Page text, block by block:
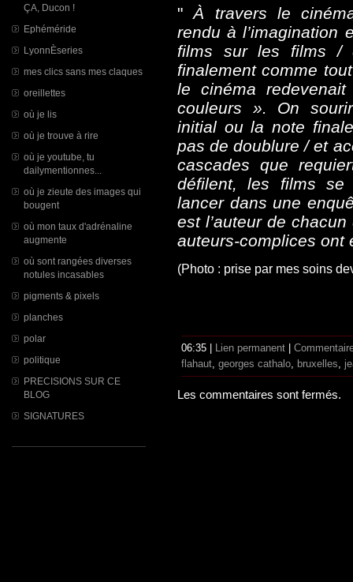
ÇA, Ducon !
Ephéméride
LyonnÈseries
mes clics sans mes claques
oreillettes
où je lis
où je trouve à rire
où je youtube, tu
dailymentionnes...
où je zieute des images qui
bougent
où mon taux d'adrénaline
augmente
où sont rangées diverses
notules incasables
pigments & pixels
planches
polar
politique
PRECISIONS SUR CE
BLOG
SIGNATURES
"À travers le
rendu à
films sur les films /
finalement comme
le cinéma
couleurs ». On
initial ou la note
pas de doublure / et
cascades que
défilent, les films se
lancer dans une
est l’auteur de
auteurs-complices ont
(Photo : prise par mes soins
06:35 | Lien permanent
flahaut, georges cathalo, bruxelles,
Les commentaires sont fermés.